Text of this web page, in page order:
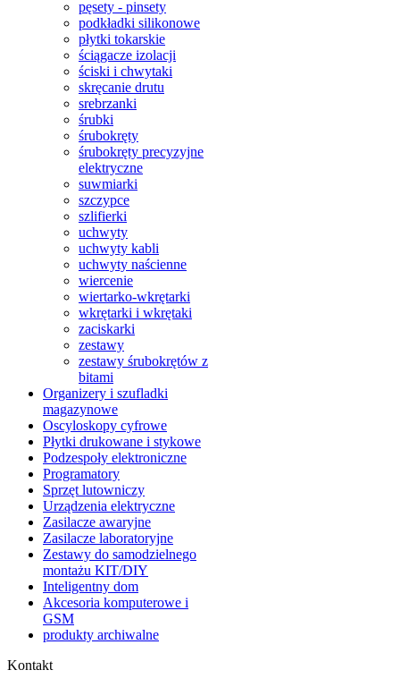
pęsety - pinsety
podkładki silikonowe
płytki tokarskie
ściągacze izolacji
ściski i chwytaki
skręcanie drutu
srebrzanki
śrubki
śrubokręty
śrubokręty precyzyjne
elektryczne
suwmiarki
szczypce
szlifierki
uchwyty
uchwyty kabli
uchwyty naścienne
wiercenie
wiertarko-wkrętarki
wkrętarki i wkrętaki
zaciskarki
zestawy
zestawy śrubokrętów z
bitami
Organizery i szufladki
magazynowe
Oscyloskopy cyfrowe
Płytki drukowane i stykowe
Podzespoły elektroniczne
Programatory
Sprzęt lutowniczy
Urządzenia elektryczne
Zasilacze awaryjne
Zasilacze laboratoryjne
Zestawy do samodzielnego
montażu KIT/DIY
Inteligentny dom
Akcesoria komputerowe i
GSM
produkty archiwalne
Kontakt